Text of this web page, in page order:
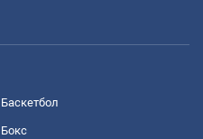
Баскетбол
Бокс